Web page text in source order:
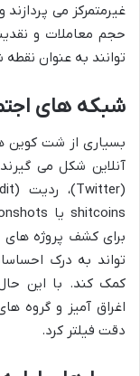
غیرمتمرکز می
حجم معاملات و
توانند به عنوان
شبکه های
بسیاری از شت کوین
آنلاین شکل می
برای کشف پروژه
تواند به درک
کمک کند. با این
اغراق آمیز و گروه
دقت فیلتر کرد.